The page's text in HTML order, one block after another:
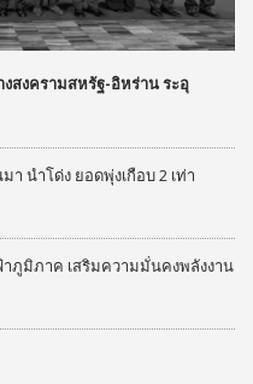
สงครามสหรัฐ-อิหร่าน ระอุ
นำโด่ง ยอดพุ่งเกือบ 2 เท่า
ภูมิภาค เสริมความมั่นคงพลังงาน